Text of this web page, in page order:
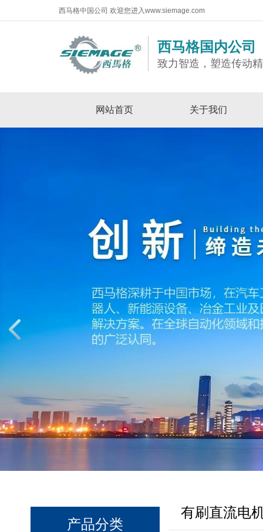
西马格中国公司 欢迎您进入www.siemage.com
西马格国内公司
致力智造，塑造传动
网站首页 关于我们
产品分类
有刷直流电